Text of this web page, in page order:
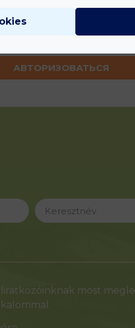
специалисты, 20-
главного: вас!
АВТОРИЗОВАТЬСЯ
most